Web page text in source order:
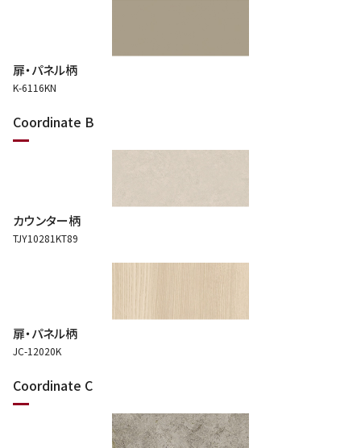
扉・パネル柄
K-6116KN
Coordinate B
カウンター柄
TJY10281KT89
扉・パネル柄
JC-12020K
Coordinate C